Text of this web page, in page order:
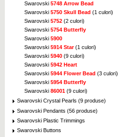
Swarovski 5748 Arrow Bead
Swarovski 5750 Skull Bead (1 culori)
Swarovski 5752 (2 culori)
Swarovski 5754 Butterfly
Swarovski 5900
Swarovski 5914 Star(1 culori)
Swarovski 5940 (9 culori)
Swarovski 5942 Heart
Swarovski 5944 Flower Bead (3 culori)
Swarovski 5954 Butterfly
Swarovski 86001 (9 culori)
Swarovski Crystal Pearls (9 produse)
Swarovski Pendants (56 produse)
Swarovski Plastic Trimmings
Swarovski Buttons